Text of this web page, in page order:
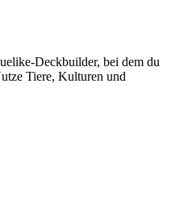
Deckbuilder, bei dem du
Tiere, Kulturen und